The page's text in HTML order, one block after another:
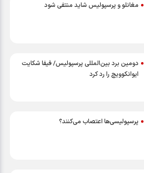
مغانلو و پرسپولیس شاید منتفی شود
دومین برد بین‌المللی پرسپولیس/ فیفا شکایت
ایوانکوویچ را رد کرد
پرسپولیسی‌ها اعتصاب می‌کنند؟